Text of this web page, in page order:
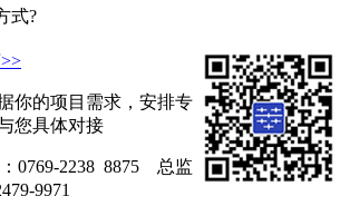
式?
你的项目需求，安排专
您具体对接
0769-2238 8875 总监
9971